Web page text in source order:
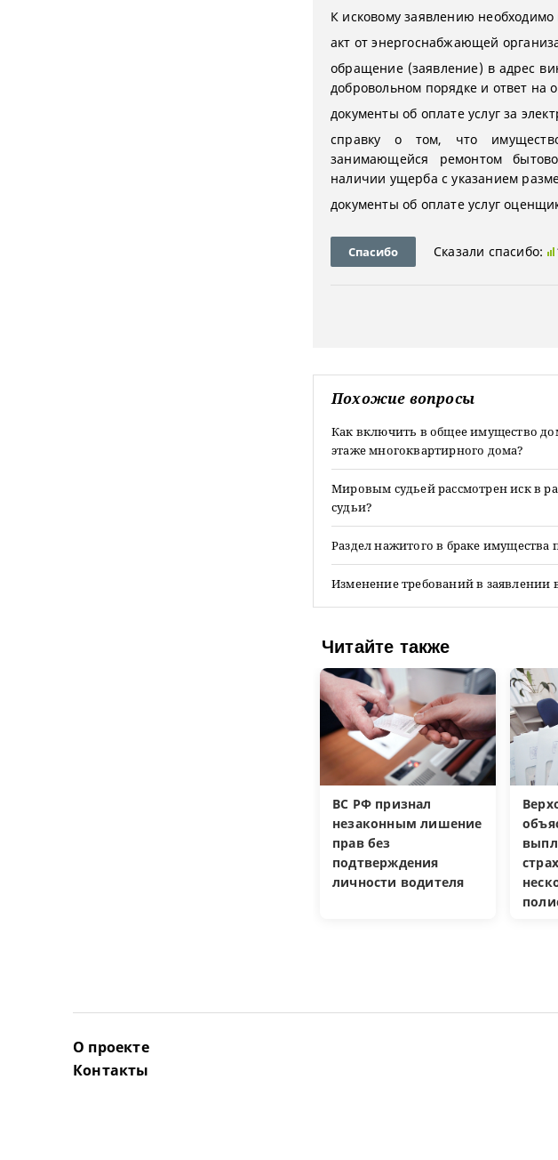
К исковому заявлению
акт от энергоснабжающей
обращение (заявление) в адрес
добровольном порядке и ответ на
документы об оплате услуг за
справку о том, что
занимающейся ремонтом
наличии ущерба с указанием
документы об оплате услуг
Спасибо Сказали спасибо:
Похожие вопросы
Как включить в общее имущество
этаже многоквартирного дома?
Мировым судьей рассмотрен иск в
судьи?
Раздел нажитого в браке имущества
Изменение требований в заявлении
Читайте также
ВС РФ признал
незаконным лишение
прав без
подтверждения
личности водителя
О проекте
Контакты